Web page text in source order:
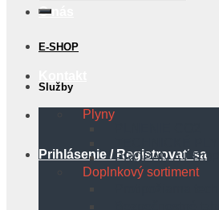
O nás
Prihlásenie / Registrovať sa
E-SHOP
Služby
Plyny
PROPÁN A
Doplnkový sortiment